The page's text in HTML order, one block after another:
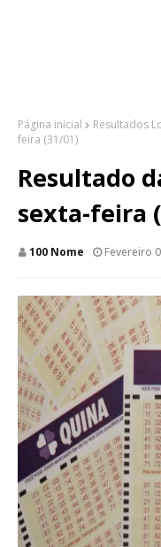
Página inicial Resultados
feira (31/01)
Resultado
sexta-feira
100 Nome Fevereiro